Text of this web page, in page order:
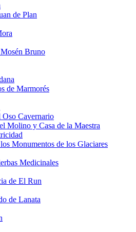
de Plan
Bruno
de Marmorés
Oso Cavernario
Molino y Casa de la Maestra
Monumentos de los Glaciares
Medicinales
de El Run
de Lanata